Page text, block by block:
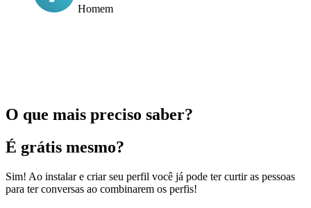
Homem
O que mais preciso saber?
É grátis mesmo?
Sim! Ao instalar e criar seu perfil você já pode ter curtir as pessoas
para ter conversas ao combinarem os perfis!